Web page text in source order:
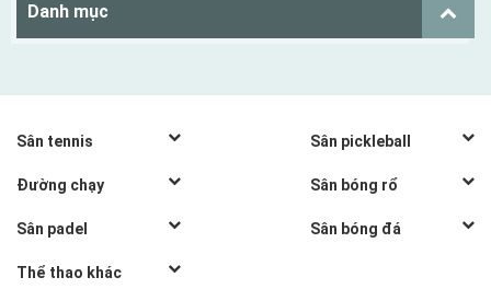
Danh mục
Sân tennis
SƠN SÂN TENNIS
CẢI TẠO SÂN TENNIS
Sân pickleball
LÀM SÂN PICKLEBALL
THI CÔNG SÂN
Đường chạy
Sơn đường chạy
Cải tạo đường chạy
Sân bóng rổ
Sơn sân bóng rổ
Sân padel
Sân bóng đá
Thể thao khác